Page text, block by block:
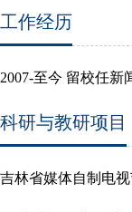
工作经历
2007-至今 留校任新
科研与教研项目
吉林省媒体自制电